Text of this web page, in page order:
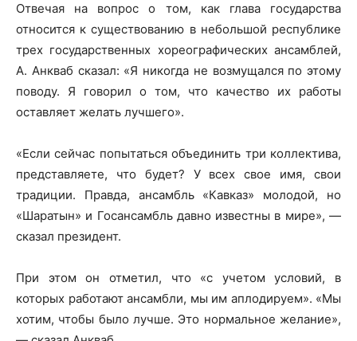
Отвечая на вопрос о том, как глава государства
относится к существованию в небольшой республике
трех государственных хореографических ансамблей,
А. Анкваб сказал: «Я никогда не возмущался по этому
поводу. Я говорил о том, что качество их работы
оставляет желать лучшего».
«Если сейчас попытаться объединить три коллектива,
представляете, что будет? У всех свое имя, свои
традиции. Правда, ансамбль «Кавказ» молодой, но
«Шаратын» и Госансамбль давно известны в мире», —
сказал президент.
При этом он отметил, что «с учетом условий, в
которых работают ансамбли, мы им аплодируем». «Мы
хотим, чтобы было лучше. Это нормальное желание»,